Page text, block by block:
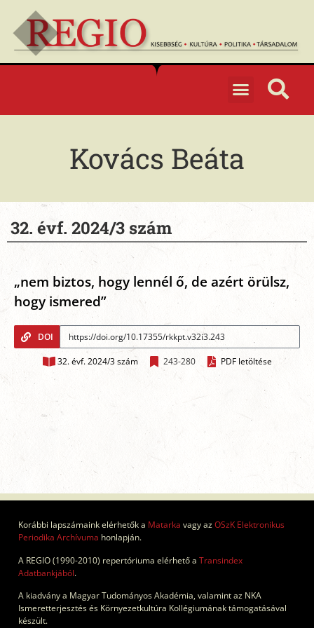
Kovács Beáta
32. évf. 2024/3 szám
„nem biztos, hogy lennél ő, de azért örülsz,
hogy ismered”
DOI
32. évf. 2024/3 szám 243-280 PDF letöltése
Korábbi lapszámaink elérhetők a Matarka vagy azOSzK Elektronikus
Periodika Archívuma honlapján.
A REGIO (1990-2010) repertóriuma elérhető a Transindex
Adatbankjából.
A kiadvány a Magyar Tudományos Akadémia, valamint az NKA
Ismeretterjesztés és Környezetkultúra Kollégiumának támogatásával
készült.